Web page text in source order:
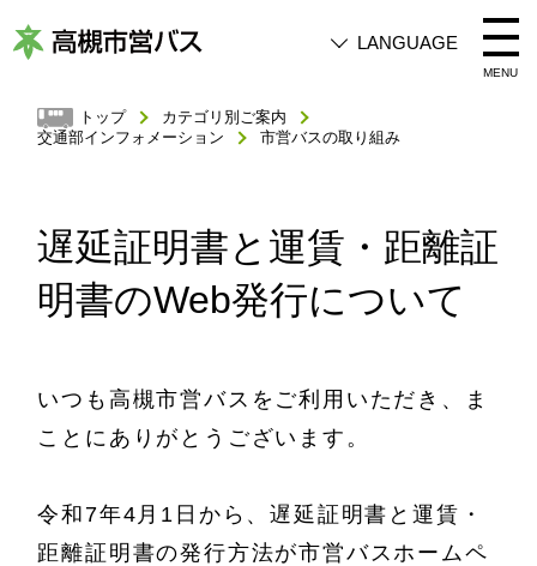
槻
市
バ
ス
LANGUAGE
MENU
トップ
カテゴリ別ご案内
交通部インフォメーション
市営バスの取り組み
遅延証明書と運賃・距離証
明書のWeb発行について
いつも高槻市営バスをご利用いただき、ま
ことにありがとうございます。
令和7年4月1日から、遅延証明書と運賃・
距離証明書の発行方法が市営バスホームペ